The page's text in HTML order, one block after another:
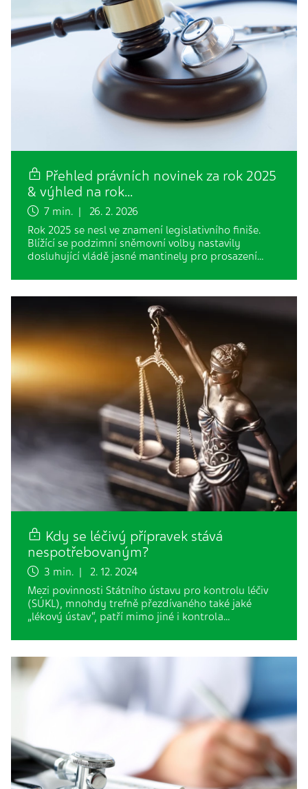
Přehled právních novinek za rok 2025
& výhled na rok…
7 min. | 26. 2. 2026
Rok 2025 se nesl ve znamení legislativního finiše.
Blížící se podzimní sněmovní volby nastavily
dosluhující vládě jasné mantinely pro prosazení…
Kdy se léčivý přípravek stává
nespotřebovaným?
3 min. | 2. 12. 2024
Mezi povinnosti Státního ústavu pro kontrolu léčiv
(SÚKL), mnohdy trefně přezdívaného také jaké
„lékový ústav“, patří mimo jiné i kontrola…